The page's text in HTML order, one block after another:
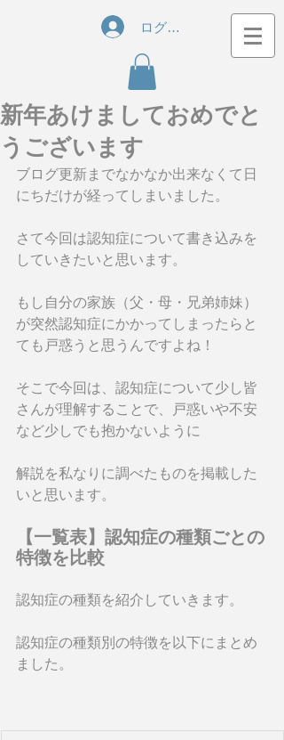
ログイン
新年あけましておめでと
うございます
ブログ更新までなかなか出来なくて日
にちだけが経ってしまいました。
さて今回は認知症について書き込みを
していきたいと思います。
もし自分の家族（父・母・兄弟姉妹）
が突然認知症にかかってしまったらと
ても戸惑うと思うんですよね！
そこで今回は、認知症について少し皆
さんが理解することで、戸惑いや不安
など少しでも抱かないように
解説を私なりに調べたものを掲載した
いと思います。
【一覧表】認知症の種類ごとの
特徴を比較
認知症の種類を紹介していきます。
認知症の種類別の特徴を以下にまとめ
ました。